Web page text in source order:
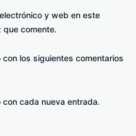
y web en este
que comente.
los siguientes comentarios
cada nueva entrada.